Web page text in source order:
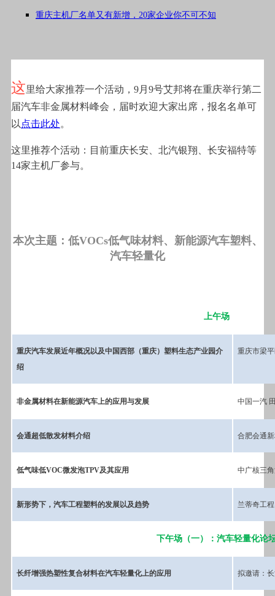
重庆主机厂名单又有新增，20家企业你不可不知
这里给大家推荐一个活动，9月9号艾邦将在重庆举行第二
届汽车非金属材料峰会，届时欢迎大家出席，报名名单可
以 点击此处。
这里推荐个活动：目前重庆长安、北汽银翔、长安福特等
14家主机厂参与。
本次主题：低VOCs低气味材料、新能源汽车塑料、
汽车轻量化
上午场
重庆汽车发展近年概况以及中国西部（重庆）塑料生态产业园介
绍
重庆市梁
非金属材料在新能源汽车上的应用与发展 中国一汽
会通超低散发材料介绍 合肥会通
低气味低VOC微发泡TPV及其应用 中广核三
新形势下，汽车工程塑料的发展以及趋势 兰蒂奇工
下午场（一）：汽车轻量化论
长纤增强热塑性复合材料在汽车轻量化上的应用 拟邀请：